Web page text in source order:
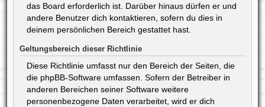
das Board erforderlich ist. Darüber hinaus dürfen er und
andere Benutzer dich kontaktieren, sofern du dies in
deinem persönlichen Bereich gestattet hast.
Geltungsbereich dieser Richtlinie
Diese Richtlinie umfasst nur den Bereich der Seiten, die
die phpBB-Software umfassen. Sofern der Betreiber in
anderen Bereichen seiner Software weitere
personenbezogene Daten verarbeitet, wird er dich